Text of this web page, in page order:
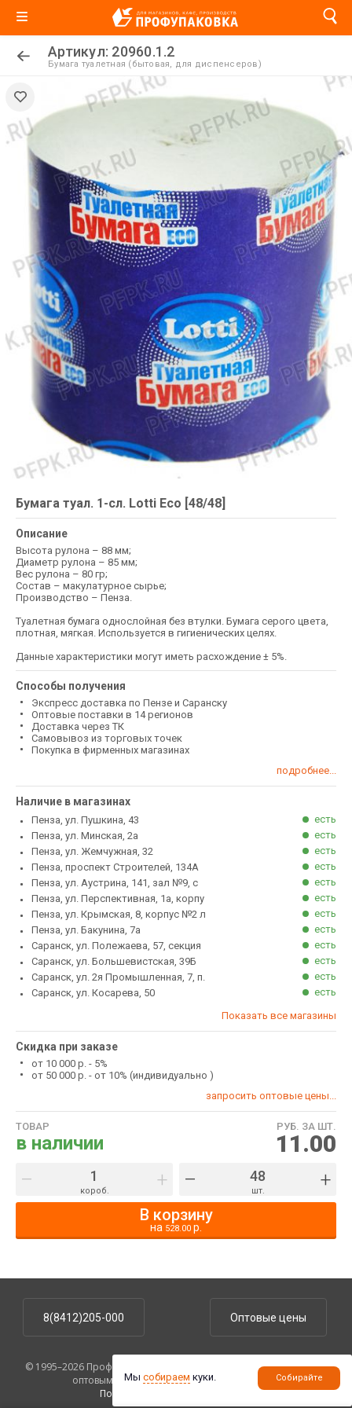
Артикул: 20960.1.2
Бумага туалетная (бытовая, для диспенсеров)
Бумага туал. 1-сл. Lotti Eco [48/48]
Описание
Высота рулона – 88 мм;
Диаметр рулона – 85 мм;
Вес рулона – 80 гр;
Состав – макулатурное сырье;
Производство – Пенза.
Туалетная бумага однослойная без втулки. Бумага серого цвета,
плотная, мягкая. Используется в гигиенических целях.
Данные характеристики могут иметь расхождение ± 5%.
Способы получения
Экспресс доставка по Пензе и Саранску
Оптовые поставки в 14 регионов
Доставка через ТК
Самовывоз из торговых точек
Покупка в фирменных магазинах
подробнее...
Наличие в магазинах
Пенза, ул. Пушкина, 43
есть
Пенза, ул. Минская, 2а
есть
Пенза, ул. Жемчужная, 32
есть
Пенза, проспект Строителей, 134А
есть
Пенза, ул. Аустрина, 141, зал №9, с
есть
Пенза, ул. Перспективная, 1а, корпу
есть
Пенза, ул. Крымская, 8, корпус №2 л
есть
Пенза, ул. Бакунина, 7а
есть
Саранск, ул. Полежаева, 57, секция
есть
Саранск, ул. Большевистская, 39Б
есть
Саранск, ул. 2я Промышленная, 7, п.
есть
Саранск, ул. Косарева, 50
есть
Показать все магазины
Скидка при заказе
от 10 000 р. - 5%
от 50 000 р. - от 10% (индивидуально )
запросить оптовые цены...
ТОВАР
в наличии
РУБ. ЗА ШТ.
11.00
– короб. + – шт. +
В корзину
на 528.00 р.
8(8412)205-000 Оптовые цены
© 1995–2026 ПрофУпаковка. На сайте указаны розничные цены,
оптовым клиентам предоставляются скидки.
Политика конфиденциальности
Мы собираем куки. Собирайте